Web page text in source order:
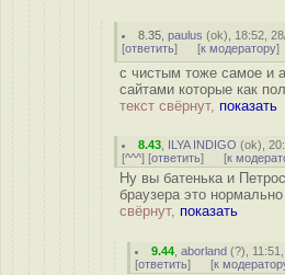
8.35 ,paulus (ok), 18:52,
[ответить] [к модератору]
с чистым тоже самое и
сайтами которые как
текст свёрнут, показать
8.43 ILYA INDIGO (ok),
[^^^] [ответить] [к
Ну вы батенька и
браузера это
свёрнут, показать
9.44 ,aborland (?),
[ответить] [к